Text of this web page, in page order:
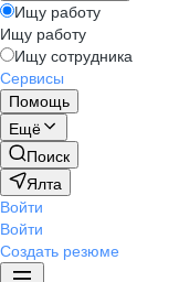
Ищу работу
Ищу работу
Ищу сотрудника
Сервисы
Помощь
Ещё
Поиск
Ялта
Войти
Войти
Создать резюме